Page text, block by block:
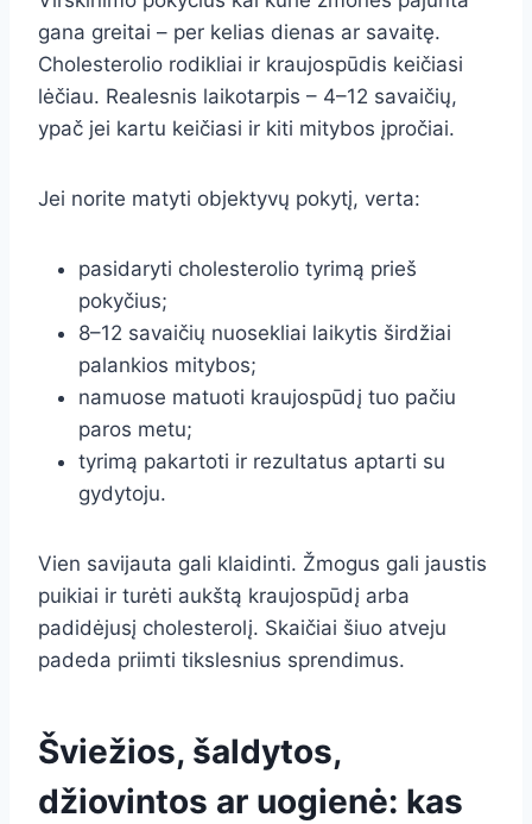
gana greitai – per kelias dienas ar savaitę.
Cholesterolio rodikliai ir kraujospūdis keičiasi
lėčiau. Realesnis laikotarpis – 4–12 savaičių,
ypač jei kartu keičiasi ir kiti mitybos įpročiai.
Jei norite matyti objektyvų pokytį, verta:
pasidaryti cholesterolio tyrimą prieš
pokyčius;
8–12 savaičių nuosekliai laikytis širdžiai
palankios mitybos;
namuose matuoti kraujospūdį tuo pačiu
paros metu;
tyrimą pakartoti ir rezultatus aptarti su
gydytoju.
Vien savijauta gali klaidinti. Žmogus gali jaustis
puikiai ir turėti aukštą kraujospūdį arba
padidėjusį cholesterolį. Skaičiai šiuo atveju
padeda priimti tikslesnius sprendimus.
Šviežios, šaldytos,
džiovintos ar uogienė: kas